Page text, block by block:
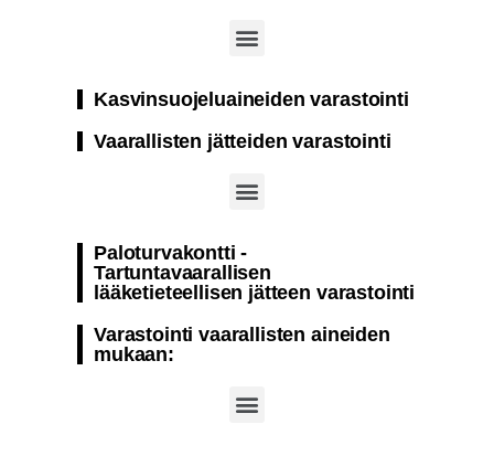
Kasvinsuojeluaineiden varastointi
Vaarallisten jätteiden varastointi
Paloturvakontti -
Tartuntavaarallisen
lääketieteellisen jätteen varastointi
Varastointi vaarallisten aineiden
mukaan: